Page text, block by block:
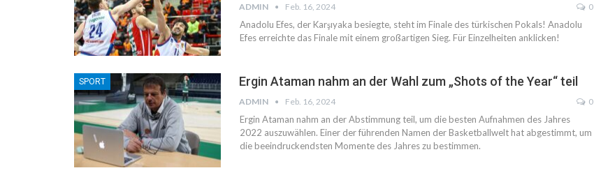
ADMIN Feb. 16, 2024 0
Anadolu Efes, der Karşıyaka besiegte, steht im Finale des türkischen Pokals! Anadolu
Efes erreichte das Finale mit einem großartigen Sieg. Für Einzelheiten anklicken!
SPORT Ergin Ataman nahm an der Wahl zum „Shots of the Year“ teil
ADMIN Feb. 16, 2024 0
Ergin Ataman nahm an der Abstimmung teil, um die besten Aufnahmen des Jahres
2022 auszuwählen. Einer der führenden Namen der Basketballwelt hat abgestimmt, um
die beeindruckendsten Momente des Jahres zu bestimmen.